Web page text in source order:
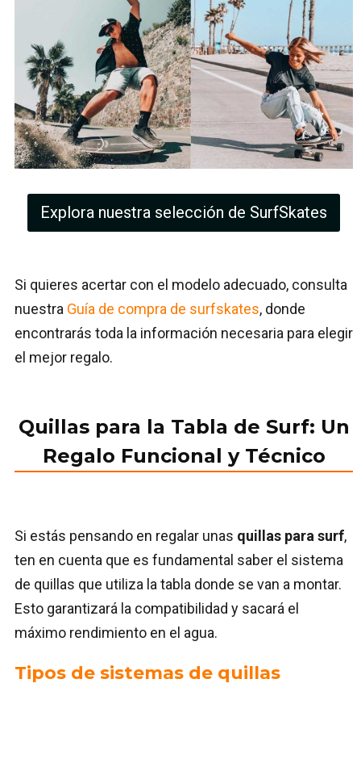
Explora nuestra selección de SurfSkates
Si quieres acertar con el modelo adecuado, consulta
nuestra Guía de compra de surfskates, donde
encontrarás toda la información necesaria para elegir
el mejor regalo.
Quillas para la Tabla de Surf: Un
Regalo Funcional y Técnico
Si estás pensando en regalar unas quillas para surf,
ten en cuenta que es fundamental saber el sistema
de quillas que utiliza la tabla donde se van a montar.
Esto garantizará la compatibilidad y sacará el
máximo rendimiento en el agua.
Tipos de sistemas de quillas